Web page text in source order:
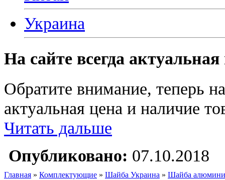
Украина
На сайте всегда
Обратите внимание, теперь
актуальная цена и наличие
Читать дальше
Опубликовано: 07.10.2018
Главная » Комплектующие » Шайба Украина » Шайба